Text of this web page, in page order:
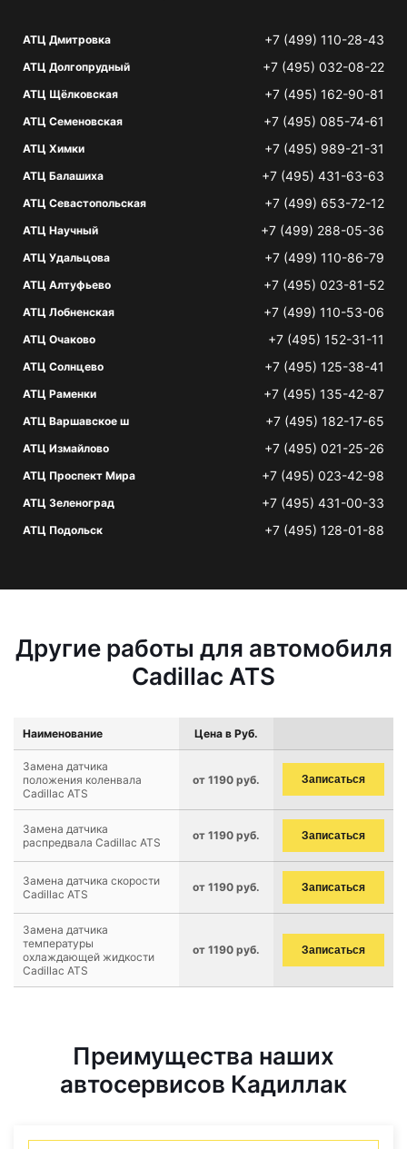
АТЦ Дмитровка +7 (499) 110-28-43
АТЦ Долгопрудный +7 (495) 032-08-22
АТЦ Щёлковская +7 (495) 162-90-81
АТЦ Семеновская +7 (495) 085-74-61
АТЦ Химки +7 (495) 989-21-31
АТЦ Балашиха +7 (495) 431-63-63
АТЦ Севастопольская +7 (499) 653-72-12
АТЦ Научный +7 (499) 288-05-36
АТЦ Удальцова +7 (499) 110-86-79
АТЦ Алтуфьево +7 (495) 023-81-52
АТЦ Лобненская +7 (499) 110-53-06
АТЦ Очаково +7 (495) 152-31-11
АТЦ Солнцево +7 (495) 125-38-41
АТЦ Раменки +7 (495) 135-42-87
АТЦ Варшавское ш +7 (495) 182-17-65
АТЦ Измайлово +7 (495) 021-25-26
АТЦ Проспект Мира +7 (495) 023-42-98
АТЦ Зеленоград +7 (495) 431-00-33
АТЦ Подольск +7 (495) 128-01-88
Другие работы для автомобиля
Cadillac ATS
Наименование Цена в Руб.
Замена датчика
положения коленвала
Cadillac ATS
от 1190 руб. Записаться
Замена датчика
распредвала Cadillac ATS
от 1190 руб. Записаться
Замена датчика скорости
Cadillac ATS
от 1190 руб. Записаться
Замена датчика
температуры
охлаждающей жидкости
Cadillac ATS
от 1190 руб. Записаться
Преимущества наших
автосервисов Кадиллак